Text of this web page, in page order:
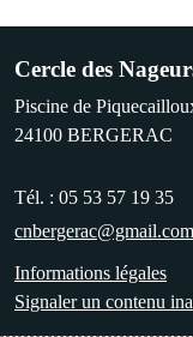
Cercle des
Piscine de
24100 BERGERAC
Tél. : 05 53 57 19 35
cnbergerac@gmail.com
Informations légales
Signaler un contenu